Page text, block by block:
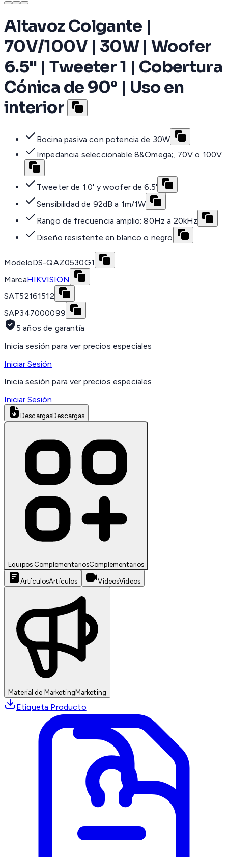
Altavoz Colgante |
70V/100V | 30W | Woofer
6.5" | Tweeter 1 | Cobertura
Cónica de 90° | Uso en
interior
Bocina pasiva con potencia de 30W
Impedancia seleccionable 8&Omega;, 70V o 100V
Tweeter de 1.0' y woofer de 6.5'
Sensibilidad de 92dB a 1m/1W
Rango de frecuencia amplio: 80Hz a 20kHz
Diseño resistente en blanco o negro
ModeloDS-QAZ0530G1
MarcaHIKVISION
SAT52161512
SAP347000099
5 años de garantía
Inicia sesión para ver precios especiales
Iniciar Sesión
Inicia sesión para ver precios especiales
Iniciar Sesión
DescargasDescargas
Equipos ComplementariosComplementarios
ArtículosArtículos VideosVideos
Material de MarketingMarketing
Etiqueta Producto